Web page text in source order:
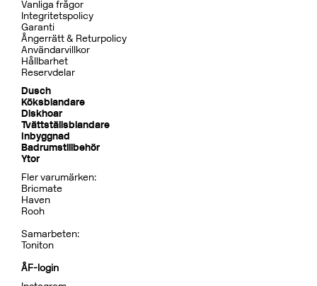
Vanliga frågor
Integritetspolicy
Garanti
Ångerrätt & Returpolicy
Användarvillkor
Hållbarhet
Reservdelar
Dusch
Köksblandare
Diskhoar
Tvättställsblandare
Inbyggnad
Badrumstillbehör
Ytor
Fler varumärken:
Bricmate
Haven
Rooh
Samarbeten:
Toniton
ÅF-login